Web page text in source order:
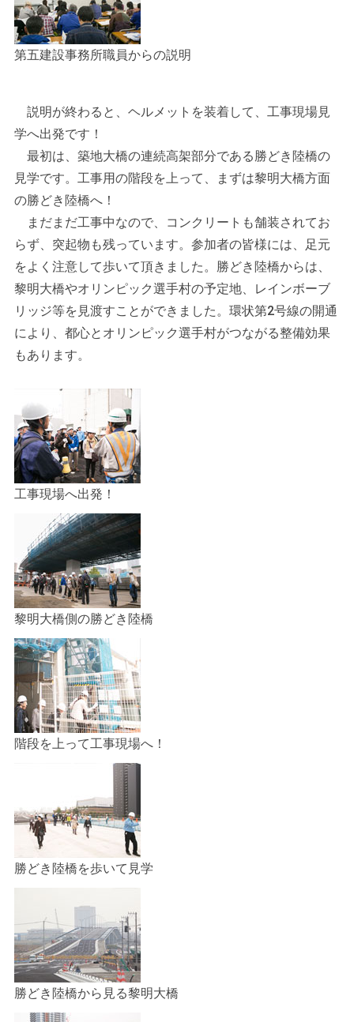
第五建設事務所職員からの説明
説明が終わると、ヘルメットを装着して、工事現場見
学へ出発です！
最初は、築地大橋の連続高架部分である勝どき陸橋の
見学です。工事用の階段を上って、まずは黎明大橋方面
の勝どき陸橋へ！
まだまだ工事中なので、コンクリートも舗装されてお
らず、突起物も残っています。参加者の皆様には、足元
をよく注意して歩いて頂きました。勝どき陸橋からは、
黎明大橋やオリンピック選手村の予定地、レインボーブ
リッジ等を見渡すことができました。環状第2号線の開通
により、都心とオリンピック選手村がつながる整備効果
もあります。
工事現場へ出発！
黎明大橋側の勝どき陸橋
階段を上って工事現場へ！
勝どき陸橋を歩いて見学
勝どき陸橋から見る黎明大橋